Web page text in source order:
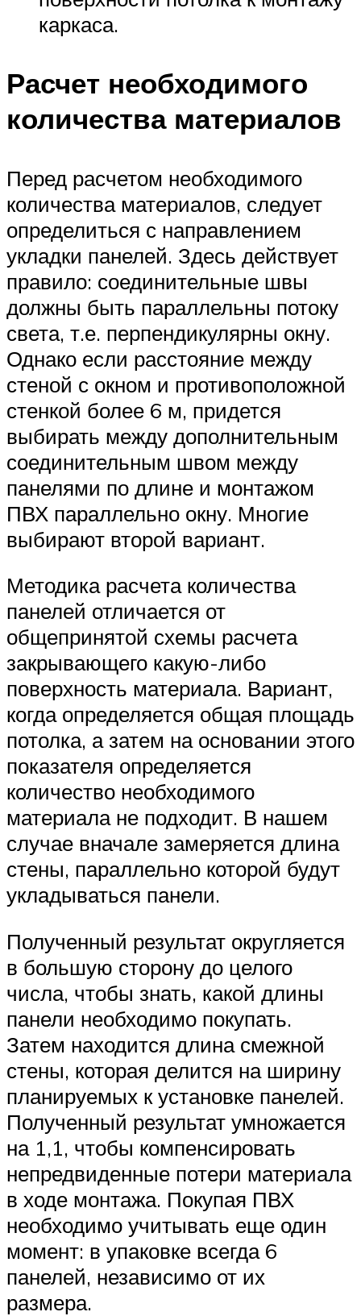
каркаса.
Расчет необходимого
количества материалов
Перед расчетом необходимого
количества материалов, следует
определиться с направлением
укладки панелей. Здесь действует
правило: соединительные швы
должны быть параллельны потоку
света, т.е. перпендикулярны окну.
Однако если расстояние между
стеной с окном и противоположной
стенкой более 6 м, придется
выбирать между дополнительным
соединительным швом между
панелями по длине и монтажом
ПВХ параллельно окну. Многие
выбирают второй вариант.
Методика расчета количества
панелей отличается от
общепринятой схемы расчета
закрывающего какую-либо
поверхность материала. Вариант,
когда определяется общая площадь
потолка, а затем на основании этого
показателя определяется
количество необходимого
материала не подходит. В нашем
случае вначале замеряется длина
стены, параллельно которой будут
укладываться панели.
Полученный результат округляется
в большую сторону до целого
числа, чтобы знать, какой длины
панели необходимо покупать.
Затем находится длина смежной
стены, которая делится на ширину
планируемых к установке панелей.
Полученный результат умножается
на 1,1, чтобы компенсировать
непредвиденные потери материала
в ходе монтажа. Покупая ПВХ
необходимо учитывать еще один
момент: в упаковке всегда 6
панелей, независимо от их
размера.